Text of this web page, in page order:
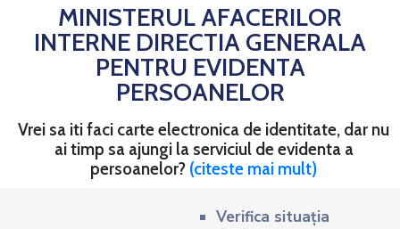
MINISTERUL AFACERILOR
INTERNE DIRECTIA GENERALA
PENTRU EVIDENTA
PERSOANELOR
Vrei sa iti faci carte electronica de identitate, dar nu
ai timp sa ajungi la serviciul de evidenta a
persoanelor? (citeste mai mult)
Verifica situația